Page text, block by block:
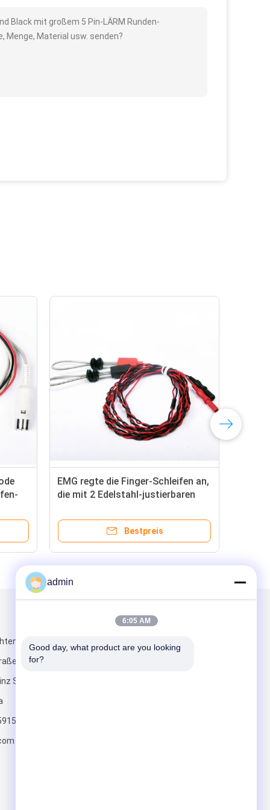
Black mit großem 5 Pin-LÄRM Runden-
Menge, Material usw. senden?
EMG regte die Finger-Schleifen an,
die mit 2 Edelstahl-justierbaren
Bestpreis
E, Tal
No.2
Suzhous,
Mailen Sie uns
admin
6:05 AM
Good day, what product are you looking
for?